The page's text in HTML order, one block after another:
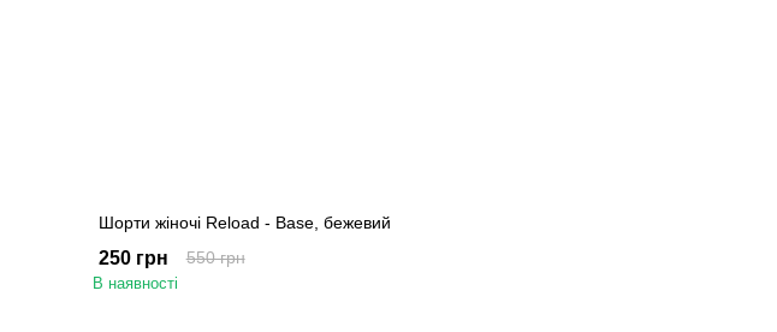
Шорти жіночі Reload - Base, бежевий
550 грн
250 грн
В наявності